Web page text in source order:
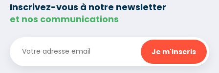
Inscrivez-vous à notre newsletter
et nos communications